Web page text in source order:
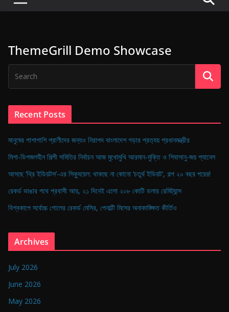
s
e
f
D
i
g
a
l
B
n
g
ThemeGrill Demo Showcase
Recent Posts
মানুষের পাশাপাশি প্রাণীদের জন্যও নিরাপদ বাংলাদেশ গড়ার প্রত্যয় প্রধানমন্ত্রীর
মিশা-ডিপজলহীন শিল্পী সমিতির নির্বাচন আজ মুখোমুখি আরমান-মুক্তি ও শিবাসানু-জয় প্যানেল
আসছে ‘থ্রি ইডিয়টস’-এর সিক্যুয়েল: থাকছে না কোনো ‘চতুর্থ ইডিয়ট’, গল্প ২০ বছর পরের!
রেকর্ড ভাঙার পথে প্রবাসী আয়, ২১ দিনেই এলো ২০৮ কোটি ডলার রেমিট্যান্স
বিশ্বকাপে সর্বোচ্চ গোলের রেকর্ড মেসির, পেনাল্টি মিসের অনাকাঙ্ক্ষিত কীর্তিও
Archives
July 2026
June 2026
May 2026